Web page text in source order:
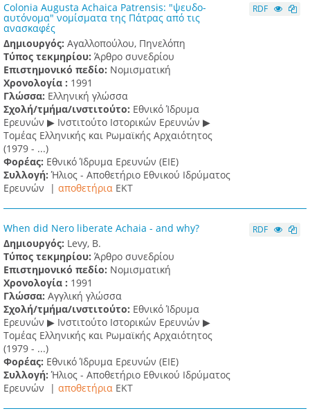
Colonia Augusta Achaica Patrensis: "ψευδο-
αυτόνομα" νομίσματα της Πάτρας από τις
ανασκαφές
Δημιουργός: Αγαλλοπούλου, Πηνελόπη
Τύπος τεκμηρίου: Άρθρο συνεδρίου
Επιστημονικό πεδίο: Νομισματική
Χρονολογία : 1991
Γλώσσα: Ελληνική γλώσσα
Σχολή/τμήμα/ινστιτούτο: Εθνικό Ίδρυμα
Ερευνών ▶ Ινστιτούτο Ιστορικών Ερευνών ▶
Τομέας Ελληνικής και Ρωμαϊκής Αρχαιότητος
(1979 - ...)
Φορέας: Εθνικό Ίδρυμα Ερευνών (ΕΙΕ)
Συλλογή:Ήλιος - Αποθετήριο Εθνικού Ιδρύματος
Ερευνών | αποθετήρια EKT
RDF
When did Nero liberate Achaia - and why?
Δημιουργός: Levy, B.
Τύπος τεκμηρίου: Άρθρο συνεδρίου
Επιστημονικό πεδίο: Νομισματική
Χρονολογία : 1991
Γλώσσα: Αγγλική γλώσσα
Σχολή/τμήμα/ινστιτούτο: Εθνικό Ίδρυμα
Ερευνών ▶ Ινστιτούτο Ιστορικών Ερευνών ▶
Τομέας Ελληνικής και Ρωμαϊκής Αρχαιότητος
(1979 - ...)
Φορέας: Εθνικό Ίδρυμα Ερευνών (ΕΙΕ)
Συλλογή:Ήλιος - Αποθετήριο Εθνικού Ιδρύματος
Ερευνών | αποθετήρια EKT
RDF